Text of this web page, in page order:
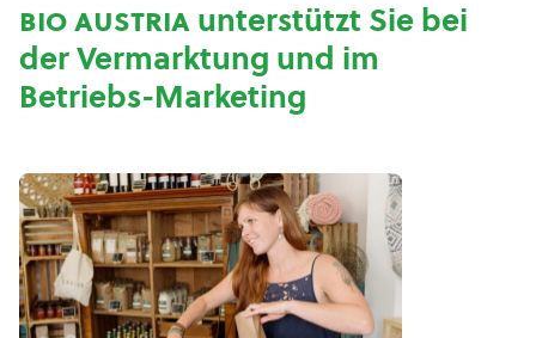
bio austriaunterstützt Sie bei
der Vermarktung und im
Betriebs-Marketing